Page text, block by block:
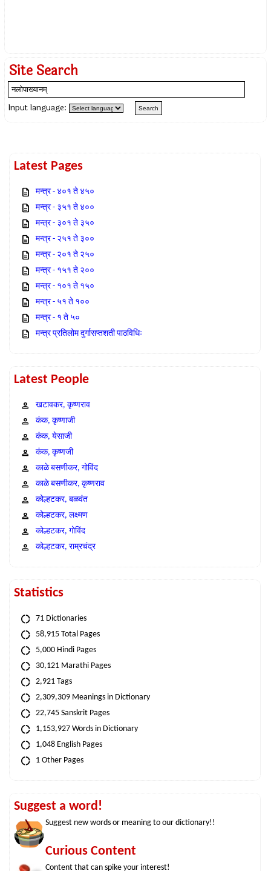
Site Search
Input language:
Latest Pages
मन्त्र - ४०१ ते ४५०
मन्त्र - ३५१ ते ४००
मन्त्र - ३०१ ते ३५०
मन्त्र - २५१ ते ३००
मन्त्र - २०१ ते २५०
मन्त्र - १५१ ते २००
मन्त्र - १०१ ते १५०
मन्त्र - ५१ ते १००
मन्त्र - १ ते ५०
मन्त्र प्रतिलोम दुर्गासप्तशती पाठविधिः
Latest People
खटावकर, कृष्णराव
कंक, कृष्णाजी
कंक, येसाजी
कंक, कृष्णजी
काळे बसणीकर, गोविंद
काळे बसणीकर, कृष्णराव
कोल्हटकर, बळवंत
कोल्हटकर, लक्ष्मण
कोल्हटकर, गोविंद
कोल्हटकर, राम्रचंद्र
Statistics
71 Dictionaries
58,915 Total Pages
5,000 Hindi Pages
30,121 Marathi Pages
2,921 Tags
2,309,309 Meanings in Dictionary
22,745 Sanskrit Pages
1,153,927 Words in Dictionary
1,048 English Pages
1 Other Pages
Suggest a word!
Suggest new words or meaning to our dictionary!!
Curious Content
Content that can spike your interest!